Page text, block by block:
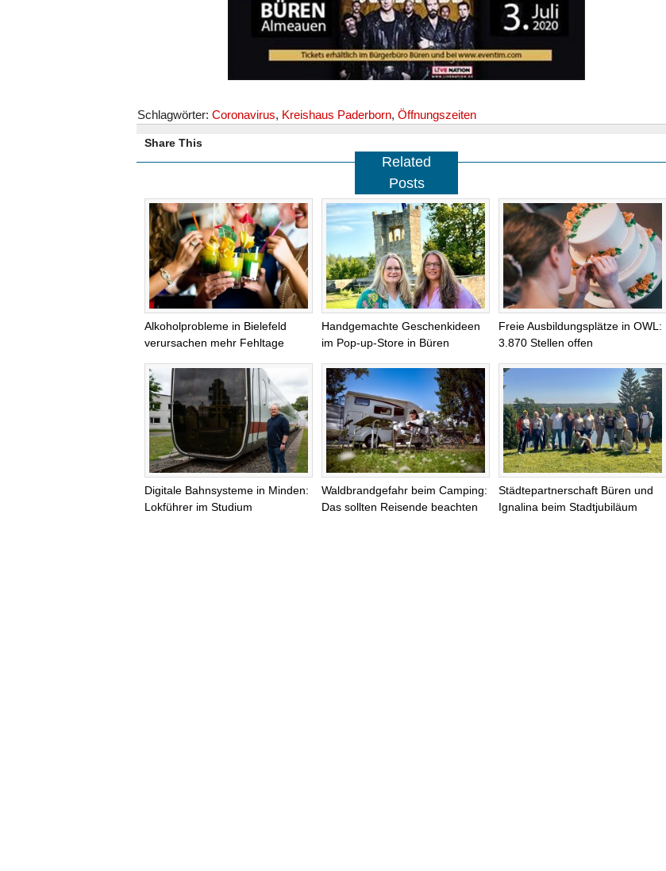
Schlagwörter: Coronavirus, Kreishaus Paderborn, Öffnungszeiten
Share This
Related
Posts
Alkoholprobleme in Bielefeld
verursachen mehr Fehltage
Handgemachte Geschenkideen
im Pop-up-Store in Büren
Freie Ausbildungsplätze in OWL:
3.870 Stellen offen
Digitale Bahnsysteme in Minden:
Lokführer im Studium
Waldbrandgefahr beim Camping:
Das sollten Reisende beachten
Städtepartnerschaft Büren und
Ignalina beim Stadtjubiläum